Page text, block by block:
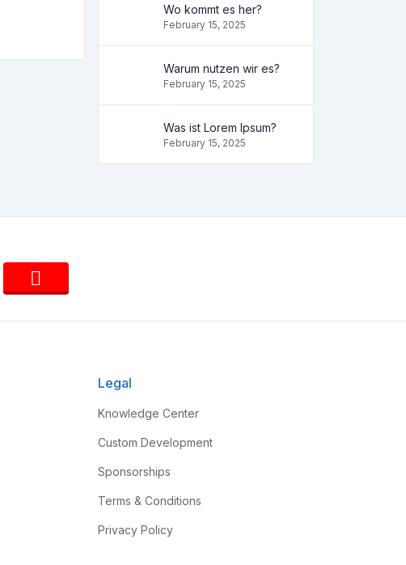
Wo kommt es her?
February 15, 2025
Warum nutzen wir es?
February 15, 2025
Was ist Lorem Ipsum?
February 15, 2025
Legal
Knowledge Center
Custom Development
Sponsorships
Terms & Conditions
Privacy Policy